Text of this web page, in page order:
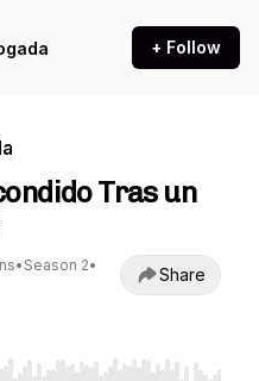
+ Follow
Tras un
• Season 2•
Share